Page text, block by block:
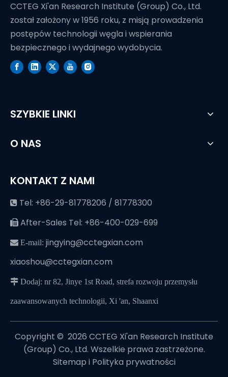
CCTEG Xi'an Research Institute (Group) Co., Ltd.
został założony w 1956 roku, z misją prowadzenia
postępów technologii węgla i wspierania
bezpiecznego i wydajnego wydobycia.
SZYBKIE LINKI
O NAS
KONTAKT Z NAMI
 Tel: +86-29-81778206 / 81778300
 After-Sales Tel: +86-400-029-699
 E-mail: jingying@cctegxian.com
xiaoshou@cctegxian.com
 Dodaj: nr 82, Jinye 1st Road, strefa rozwoju przemysłu
zaawansowanych technologii, Xi 'an, Shaanxi
Copyright © ️ 2026 CCTEG Xi'an Research Institute
(Group) Co., Ltd. Wszelkie prawa zastrzeżone.
Sitemap i Polityka prywatności